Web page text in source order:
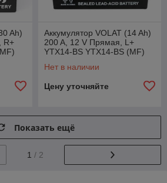
Ah)
R+
Аккумулятор VOLAT (14 Ah)
200 A, 12 V Прямая, L+
YTX14-BS YTX14-BS (MF)
Нет в наличии
Цену уточняйте
Показать ещё
1 / 2